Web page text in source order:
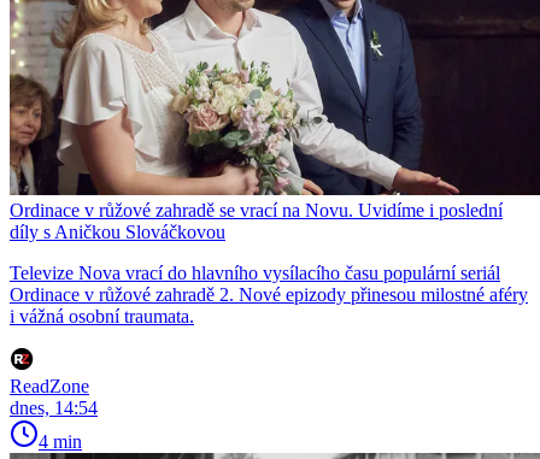
Ordinace v růžové zahradě se vrací na Novu. Uvidíme i poslední
díly s Aničkou Slováčkovou
Televize Nova vrací do hlavního vysílacího času populární seriál
Ordinace v růžové zahradě 2. Nové epizody přinesou milostné aféry
i vážná osobní traumata.
ReadZone
dnes, 14:54
4 min